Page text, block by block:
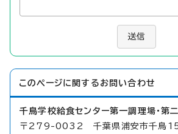
送信
このページに関する お問い合わせ
千鳥学校給食センター第一調理場・第
〒279-0032 千葉県浦安市千鳥